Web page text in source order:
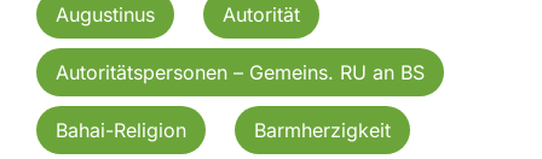
Augustinus Autorität
Autoritätspersonen – Gemeins. RU an BS
Bahai-Religion Barmherzigkeit